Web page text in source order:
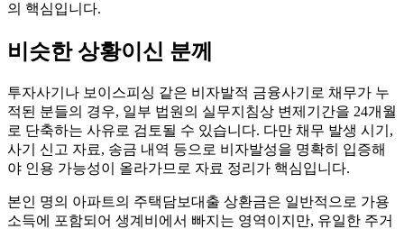
의 핵심입니다.
비슷한 상황이신 분께
투자사기나 보이스피싱 같은 비자발적 금융사기로 채무가 누
적된 분들의 경우, 일부 법원의 실무지침상 변제기간을 24개월
로 단축하는 사유로 검토될 수 있습니다. 다만 채무 발생 시기,
사기 신고 자료, 송금 내역 등으로 비자발성을 명확히 입증해
야 인용 가능성이 올라가므로 자료 정리가 핵심입니다.
본인 명의 아파트의 주택담보대출 상환금은 일반적으로 가용
소득에 포함되어 생계비에서 빠지는 영역이지만, 유일한 주거